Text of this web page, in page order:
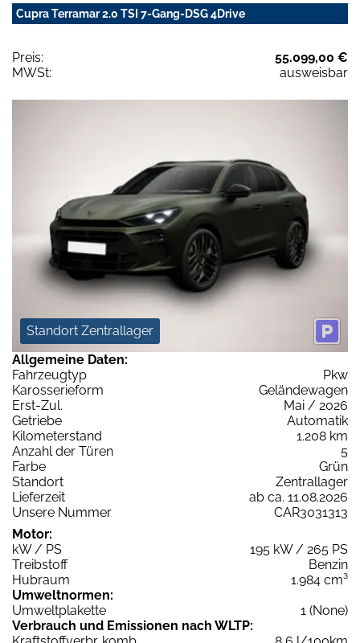
Cupra Terramar 2.0 TSI 7-Gang-DSG 4Drive
Preis:
55.099,00 €
MWSt:
ausweisbar
Standort Zentrallager
Allgemeine Daten:
Fahrzeugtyp
Pkw
Karosserieform
Geländewagen
Erst-Zul.
Mai / 2026
Getriebe
Automatik
Kilometerstand
1.208 km
Anzahl der Türen
5
Farbe
Grün
Standort
Zentrallager
Lieferzeit
ab ca. 11.08.2026
Unsere Nummer
CAR3031313
Motor:
kW / PS
195 kW / 265 PS
Treibstoff
Benzin
Hubraum
1.984 cm³
Umweltnormen:
Umweltplakette
1 (None)
Verbrauch und Emissionen nach WLTP: